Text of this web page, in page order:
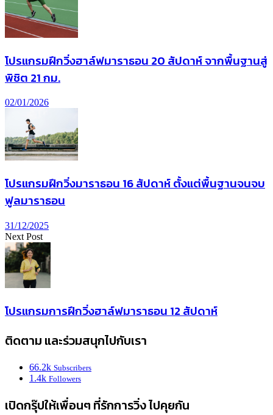
โปรแกรมฝึกวิ่งฮาล์ฟมาราธอน 20 สัปดาห์ จากพื้นฐานสู่
พิชิต 21 กม.
02/01/2026
โปรแกรมฝึกวิ่งมาราธอน 16 สัปดาห์ ตั้งแต่พื้นฐานจนจบ
ฟูลมาราธอน
31/12/2025
Next Post
โปรแกรมการฝึกวิ่งฮาล์ฟมาราธอน 12 สัปดาห์
ติดตาม และร่วมสนุกไปกับเรา
66.2k Subscribers
1.4k Followers
เปิดกรุ๊ปให้เพื่อนๆ ที่รักการวิ่ง ไปคุยกัน